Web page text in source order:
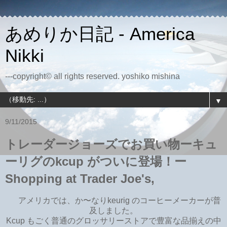
あめりか日記 - America
Nikki
---copyright© all rights reserved. yoshiko mishina
▼
9/11/2015
トレーダージョーズでお買い物ーキュ
ーリグのkcup がついに登場！ー
Shopping at Trader Joe's,
アメリカでは、か〜なりkeurig のコーヒーメーカーが普
及しました。
Kcup もごく普通のグロッサリーストアで豊富な品揃えの中